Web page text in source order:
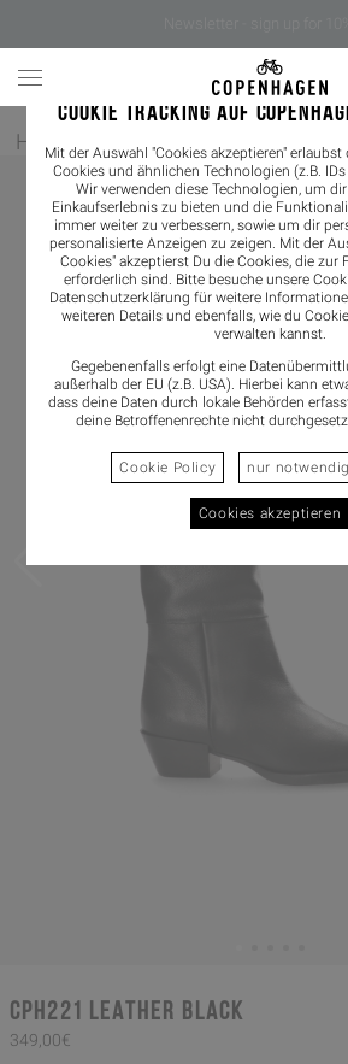
COOKIE TRACKING AUF
Mit der Auswahl "Cookies akzeptieren"
Cookies und ähnlichen Technologien (z.B.
Wir verwenden diese Technologien, um
Einkaufserlebnis zu bieten und die
immer weiter zu verbessern, sowie um dir
personalisierte Anzeigen zu zeigen. Mit der
Cookies" akzeptierst Du die Cookies, die zur
erforderlich sind. Bitte besuche unsere
Datenschutzerklärung für weitere
weiteren Details und ebenfalls, wie du
verwalten kannst.
Gegebenenfalls erfolgt eine
außerhalb der EU (z.B. USA). Hierbei kann
dass deine Daten durch lokale Behörden
deine Betroffenenrechte nicht
Cookie Policy nur
Cookies akzeptieren
Home / Damen/ Boots
CPH221 leather black
349,00€